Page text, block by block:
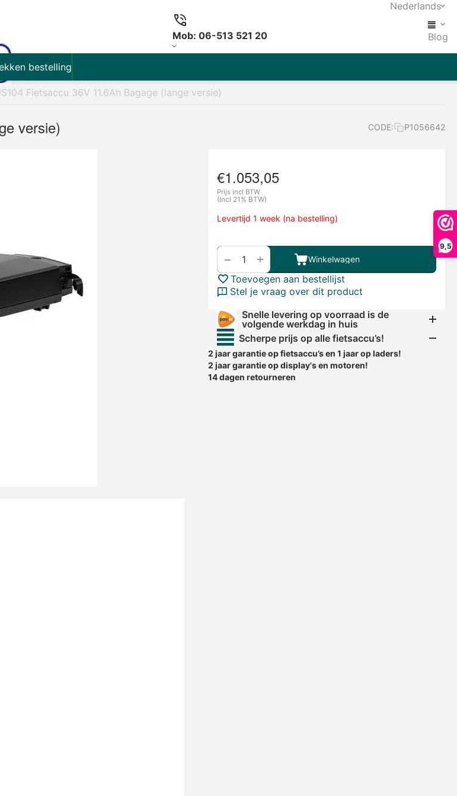
9,5
Nederlands
Mob: 06-513 521 20 Blog
bestelling
Fietsaccu 36V 11.6Ah Bagage (lange versie)
versie) CODE: P1056642
€1.053,05
Prijs incl BTW
(Incl 21% BTW)
Levertijd 1 week (na bestelling)
+
− Winkelwagen
Toevoegen aan bestellijst
Stel je vraag over dit product
Snelle levering op voorraad is de
volgende werkdag in huis
Scherpe prijs op alle fietsaccu’s!
2 jaar garantie op fietsaccu’s en 1 jaar op laders!
2 jaar garantie op display's en motoren!
14 dagen retourneren